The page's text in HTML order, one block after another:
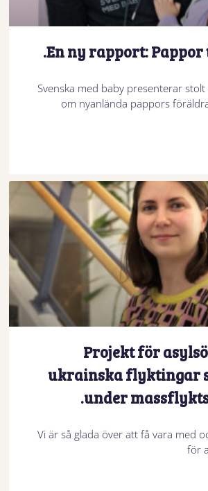
En ny rapport: Pappor
Svenska med baby presenterar
om nyanlända pappors
Projekt för
ukrainska flyktingar
under
”Vi är så glada över att få vara med
för